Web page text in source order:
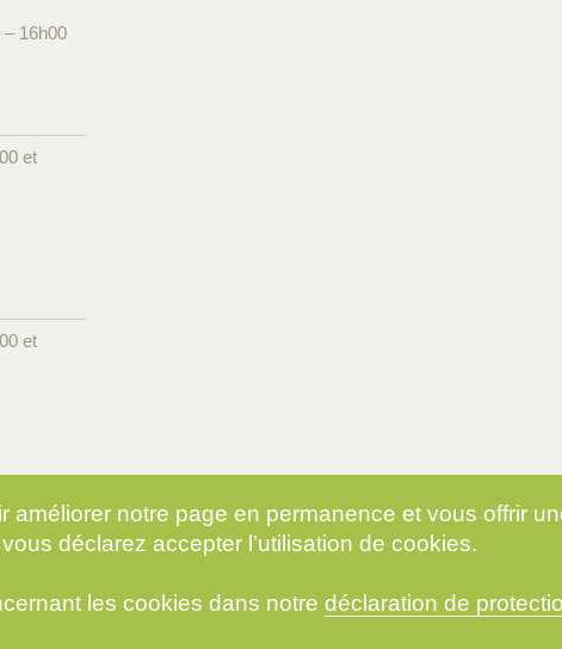
– 16h00
et
et
notre page en permanence et vous offrir
déclarez accepter l’utilisation de cookies.
les cookies dans notre déclaration de